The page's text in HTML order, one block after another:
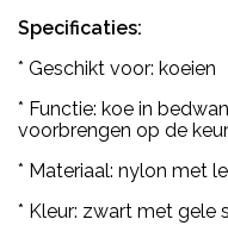
Specificaties:
* Geschikt voor: koeien
* Functie: koe in
voorbrengen op de
* Materiaal: nylon met
* Kleur: zwart met gele